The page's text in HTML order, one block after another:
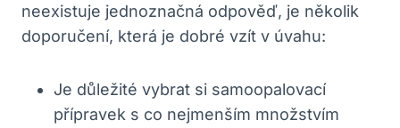
neexistuje jednoznačná odpověď, je několik
doporučení, která je dobré vzít v úvahu:
Je důležité vybrat si samoopalovací
přípravek s co nejmenším množstvím